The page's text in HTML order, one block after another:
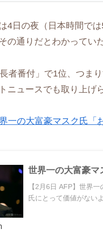
4日の夜（日本時間で
の通りだとわかってい
者番付」で1位、つま
ニュースでも取り上げ
一の大富豪マスク氏「
世界一の大富豪マ
【2月6日 AFP】世界
氏にとって価値がない